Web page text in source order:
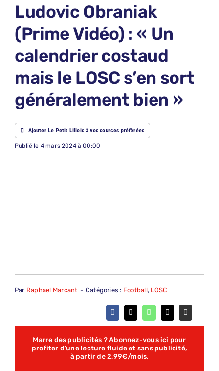
Ludovic Obraniak
(Prime Vidéo) : « Un
calendrier costaud
mais le LOSC s’en sort
généralement bien »
Ajouter Le Petit Lillois à vos sources préférées
Publié le 4 mars 2024 à 00:00
Par Raphael Marcant - Catégories : Football, LOSC
Marre des publicités ? Abonnez-vous ici pour
profiter d’une lecture fluide et sans publicité,
à partir de 2,99€/mois.